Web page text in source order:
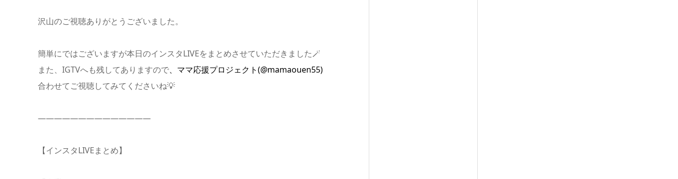
沢山のご視聴ありがとうございました。
簡単にではございますが本日のインスタLIVEをまとめさせていただきました🪄
また、IGTVへも残してありますので、 ママ応援プロジェクト(@mamaouen55)
合わせてご視聴してみてくださいね💡
——————————————
【インスタLIVEまとめ】